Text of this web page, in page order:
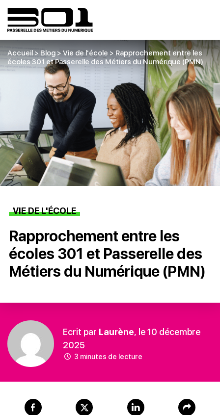
Accueil>Blog >Vie de l'école > Rapprochement entre les
écoles 301 et Passerelle des Métiers du Numérique (PMN)
VIE DE L'ÉCOLE
Rapprochement entre les
écoles 301 et Passerelle des
Métiers du Numérique (PMN)
Ecrit par Laurène, le 10 décembre
2025
3 minutes de lecture